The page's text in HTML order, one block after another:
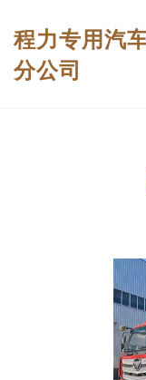
程力专用汽
分公司